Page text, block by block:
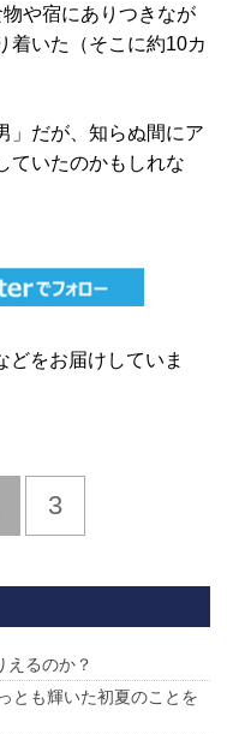
や宿にありつきなが
着いた（そこに約10カ
」だが、知らぬ間にア
ていたのかもしれな
どをお届けしていま
3
えるのか？
とも輝いた初夏のことを